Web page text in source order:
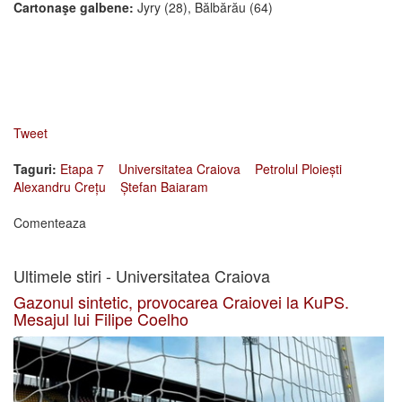
Cartonaşe galbene: Jyry (28), Bălbărău (64)
Tweet
Taguri: Etapa 7 Universitatea Craiova
Petrolul Ploiești
Alexandru Crețu
Ștefan Baiaram
Comenteaza
Ultimele stiri - Universitatea Craiova
Gazonul sintetic, provocarea Craiovei la KuPS.
Mesajul lui Filipe Coelho